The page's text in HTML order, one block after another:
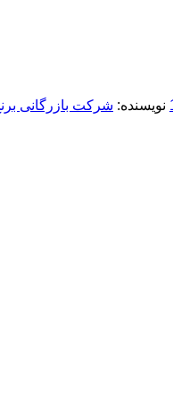
نویسنده: شرکت بازرگانی